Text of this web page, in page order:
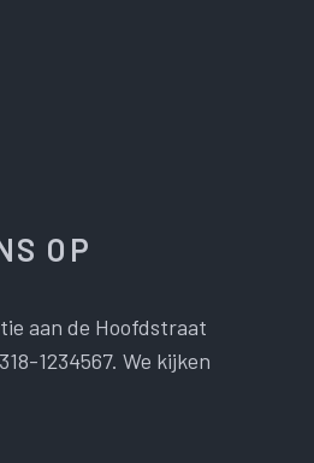
OP
aan de Hoofdstraat
1234567. We kijken